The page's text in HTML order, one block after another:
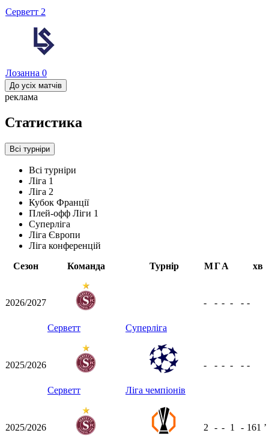
Серветт 2
Лозанна 0
До усіх матчів
реклама
Статистика
Всі турніри
Всі турніри
Ліга 1
Ліга 2
Кубок Франції
Плей-офф Ліги 1
Суперліга
Ліга Європи
Ліга конференцій
Сезон
Команда Турнір МГА хв
2026/2027
Серветт Суперліга
- - - - - -
2025/2026
Серветт Ліга чемпіонів
- - - - - -
2025/2026 2 - - 1 - 161 ʼ